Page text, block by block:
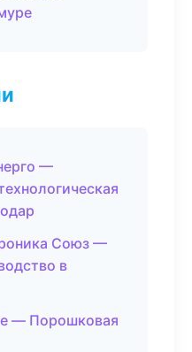
—
Союз —
в
— Порошковая